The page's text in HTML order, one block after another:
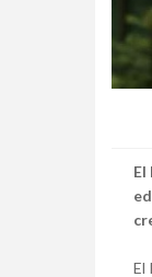
El
El